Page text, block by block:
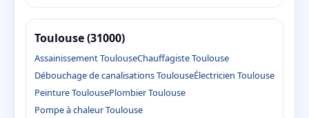
Toulouse (31000)
Assainissement ToulouseChauffagiste Toulouse
Débouchage de canalisations ToulouseÉlectricien Toulouse
Peinture ToulousePlombier Toulouse
Pompe à chaleur Toulouse